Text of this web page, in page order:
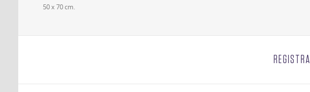
50 x 70 cm.